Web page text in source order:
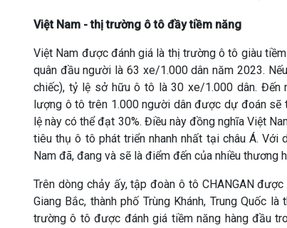
Việt Nam - thị trường ô tô đầy tiềm năng
Việt Nam được đánh giá là thị trường ô tô giàu
quân đầu người là 63 xe/1.000 dân năm 2023.
chiếc), tỷ lệ sở hữu ô tô là 30 xe/1.000 dân. Đến
lượng ô tô trên 1.000 người dân được dự đoán sẽ
lệ này có thể đạt 30%. Điều này đồng nghĩa Việt
tiêu thụ ô tô phát triển nhanh nhất tại châu Á. Với
Nam đã, đang và sẽ là điểm đến của nhiều thương
Trên dòng chảy ấy, tập đoàn ô tô CHANGAN
Giang Bắc, thành phố Trùng Khánh, Trung Quốc
trường ô tô được đánh giá tiềm năng hàng đầu